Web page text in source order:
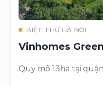
BIỆT THỰ HÀ NỘI
Vinhomes
Quy mô 13ha tại